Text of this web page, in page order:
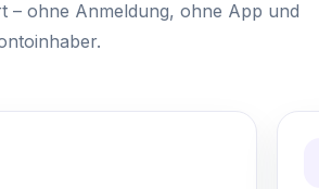
– ohne Anmeldung, ohne App und